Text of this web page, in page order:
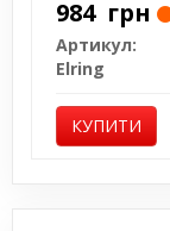
984 грн
Артикул:
Elring
КУПИТИ